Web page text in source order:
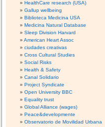
HealthCare research (USA)
Gallup wellbeing
Biblioteca Medicina USA
Medicina Natural Database
Sleep Division Harvard
American Heart Assoc
ciudades creativas
Cross Cultural Studies
Social Risks
Health & Safety
Canal Solidario
Project Syndicate
Open University BBC
Equality trust
Global Alliance (wages)
Peace&developmente
Observatorio de Movilidad Urbana